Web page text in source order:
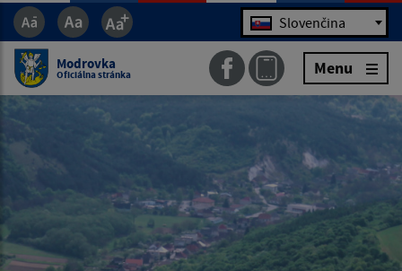
Jazyk Slovenčina
Modrovka
Oficiálna stránka Menu